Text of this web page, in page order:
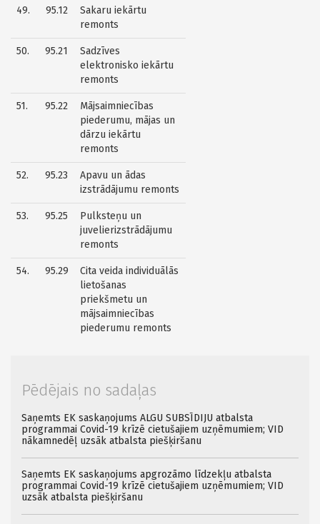
49. 95.12
Sakaru iekārtu
remonts
50. 95.21
Sadzīves
elektronisko iekārtu
remonts
51. 95.22
Mājsaimniecības
piederumu, mājas un
dārzu iekārtu
remonts
52. 95.23
Apavu un ādas
izstrādājumu remonts
53. 95.25
Pulksteņu un
juvelierizstrādājumu
remonts
54. 95.29
Cita veida individuālās
lietošanas
priekšmetu un
mājsaimniecības
piederumu remonts
Pēdējais no sadaļas
Saņemts EK saskaņojums ALGU SUBSĪDIJU atbalsta
programmai Covid-19 krīzē cietušajiem uzņēmumiem; VID
nākamnedēļ uzsāk atbalsta piešķiršanu
Saņemts EK saskaņojums apgrozāmo līdzekļu atbalsta
programmai Covid-19 krīzē cietušajiem uzņēmumiem; VID
uzsāk atbalsta piešķiršanu